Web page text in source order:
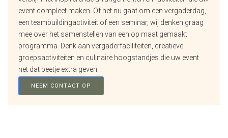
event compleet maken. Of het nu gaat om een vergaderdag,
een teambuildingactiviteit of een seminar, wij denken graag
mee over het samenstellen van een op maat gemaakt
programma. Denk aan vergaderfaciliteiten, creatieve
groepsactiviteiten en culinaire hoogstandjes die uw event
net dat beetje extra geven.
NEEM CONTACT OP